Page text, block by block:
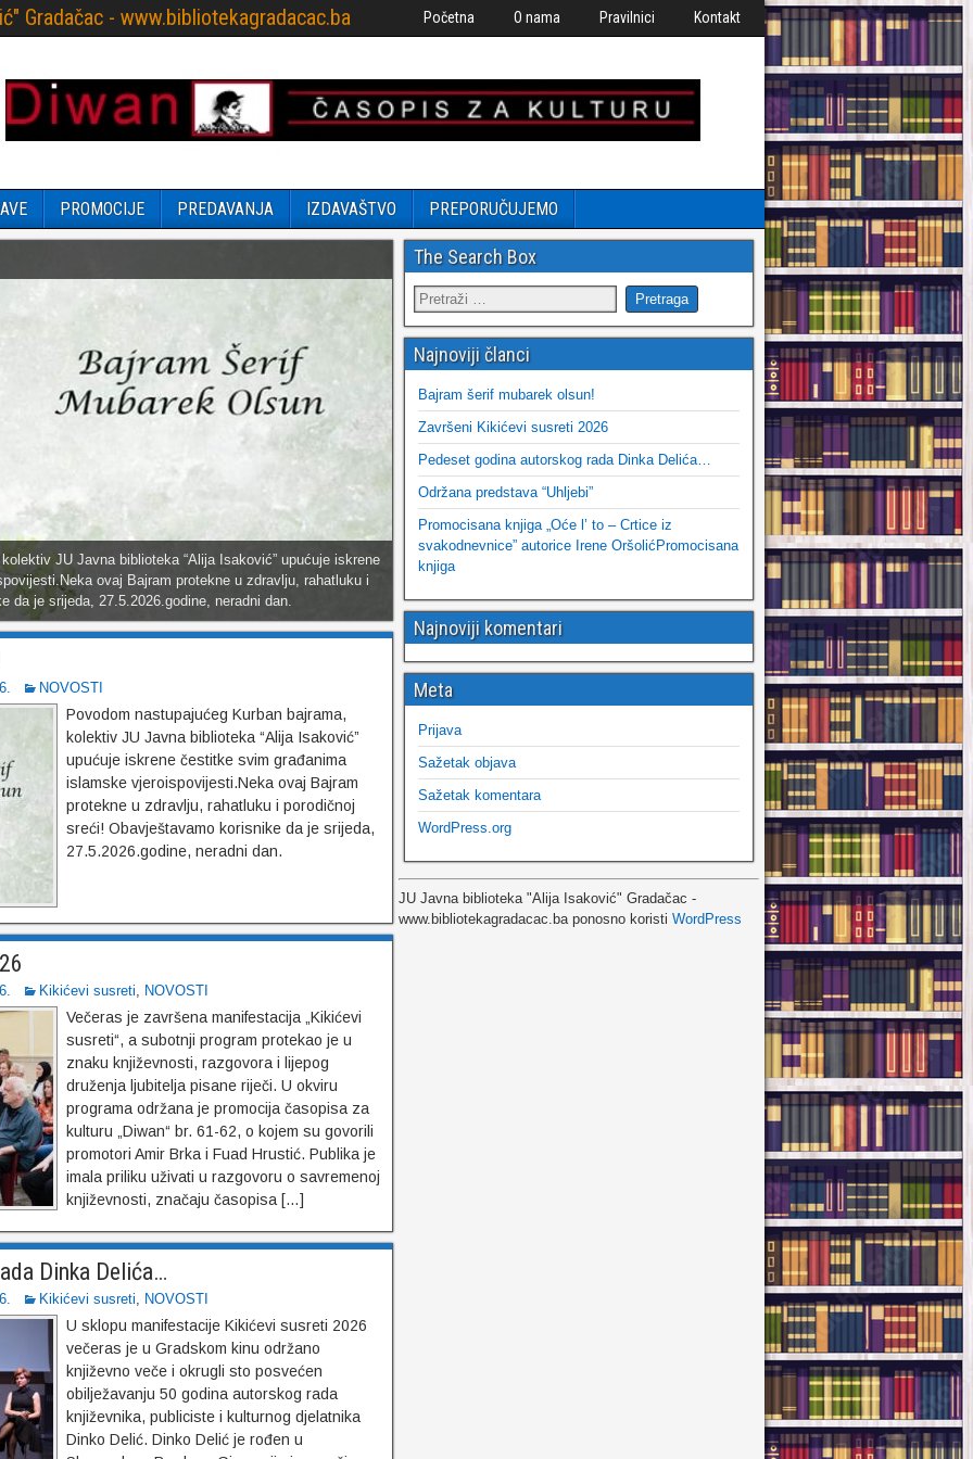
Gradačac - www.bibliotekagradacac.ba Početna O nama Pravilnici Kontakt
PROMOCIJE PREDAVANJA IZDAVAŠTVO PREPORUČUJEMO
JU Javna biblioteka “Alija Isaković” upućuje iskrene
ovaj Bajram protekne u zdravlju, rahatluku i
da je srijeda, 27.5.2026.godine, neradni dan.
susreti“, a subotnji program protekao je u znaku
pisane riječi. U okviru programa održana je
62, o kojem su govorili promotori Amir Brka…
NOVOSTI
Povodom nastupajućeg Kurban bajrama,
kolektiv JU Javna biblioteka “Alija Isaković”
upućuje iskrene čestitke svim građanima
islamske vjeroispovijesti.Neka ovaj Bajram
protekne u zdravlju, rahatluku i porodičnoj
sreći! Obavještavamo korisnike da je srijeda,
27.5.2026.godine, neradni dan.
Kikićevi susreti, NOVOSTI
Večeras je završena manifestacija „Kikićevi
susreti“, a subotnji program protekao je u
znaku književnosti, razgovora i lijepog
druženja ljubitelja pisane riječi. U okviru
programa održana je promocija časopisa za
kulturu „Diwan“ br. 61-62, o kojem su govorili
promotori Amir Brka i Fuad Hrustić. Publika je
imala priliku uživati u razgovoru o savremenoj
književnosti, značaju časopisa […]
Dinka Delića…
Kikićevi susreti, NOVOSTI
U sklopu manifestacije Kikićevi susreti 2026
večeras je u Gradskom kinu održano
književno veče i okrugli sto posvećen
obilježavanju 50 godina autorskog rada
književnika, publiciste i kulturnog djelatnika
Dinko Delić. Dinko Delić je rođen u
The Search Box
Najnoviji članci
Bajram šerif mubarek olsun!
Završeni Kikićevi susreti 2026
Pedeset godina autorskog rada Dinka Delića…
Održana predstava “Uhljebi”
Promocisana knjiga „Oće l’ to – Crtice iz
svakodnevnice” autorice Irene OršolićPromocisana
knjiga
Najnoviji komentari
Meta
Prijava
Sažetak objava
Sažetak komentara
WordPress.org
JU Javna biblioteka "Alija Isaković" Gradačac -
www.bibliotekagradacac.ba ponosno koristi WordPress